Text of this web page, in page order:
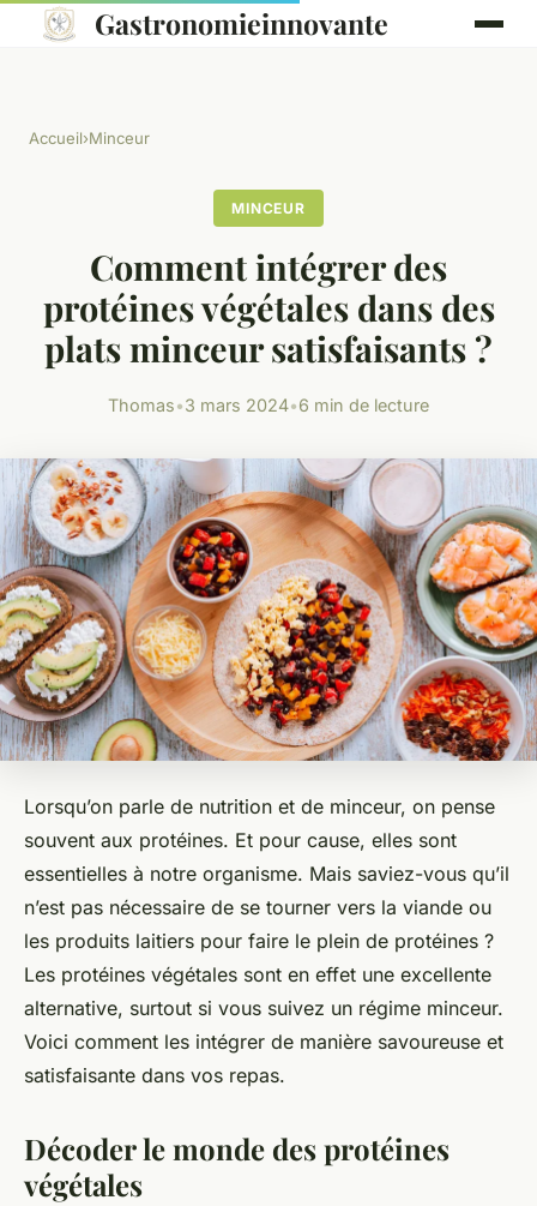
Gastronomieinnovante
Accueil›Minceur
MINCEUR
Comment intégrer des
protéines végétales dans des
plats minceur satisfaisants ?
Thomas•3 mars 2024•6 min de lecture
Lorsqu’on parle de nutrition et de minceur, on pense
souvent aux protéines. Et pour cause, elles sont
essentielles à notre organisme. Mais saviez-vous qu’il
n’est pas nécessaire de se tourner vers la viande ou
les produits laitiers pour faire le plein de protéines ?
Les protéines végétales sont en effet une excellente
alternative, surtout si vous suivez un régime minceur.
Voici comment les intégrer de manière savoureuse et
satisfaisante dans vos repas.
Décoder le monde des protéines
végétales